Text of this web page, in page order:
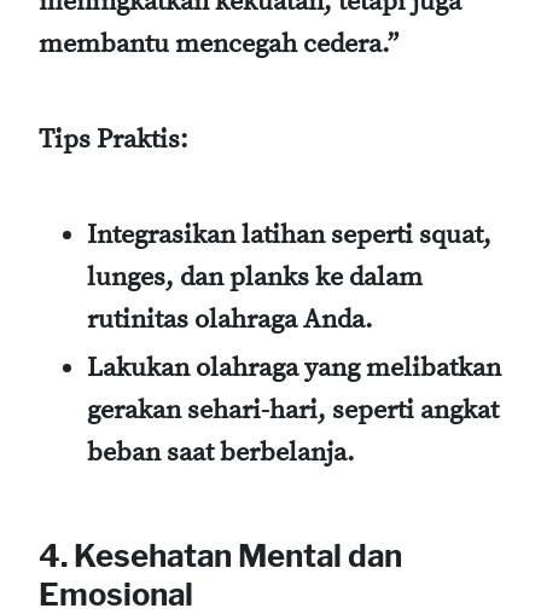
membantu mencegah cedera.”
Tips Praktis:
Integrasikan latihan seperti squat,
lunges, dan planks ke dalam
rutinitas olahraga Anda.
Lakukan olahraga yang melibatkan
gerakan sehari-hari, seperti angkat
beban saat berbelanja.
4. Kesehatan Mental dan
Emosional